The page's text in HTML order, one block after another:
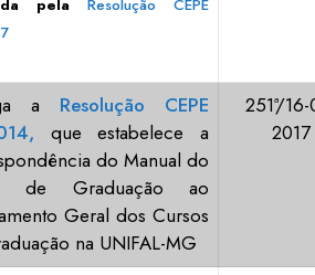
pela
Resolução CEPE
a Resolução CEPE
que estabelece a
do Manual do
de Graduação ao
Geral dos Cursos
na UNIFAL-MG
251ª/
2017